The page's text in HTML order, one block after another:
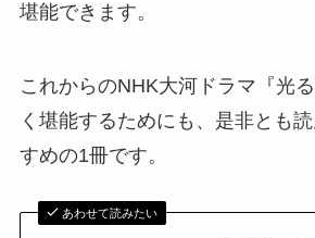
堪能できます。
これからのNHK大河ドラマ『光
く堪能するためにも、是非とも
すめの1冊です。
あわせて読みたい